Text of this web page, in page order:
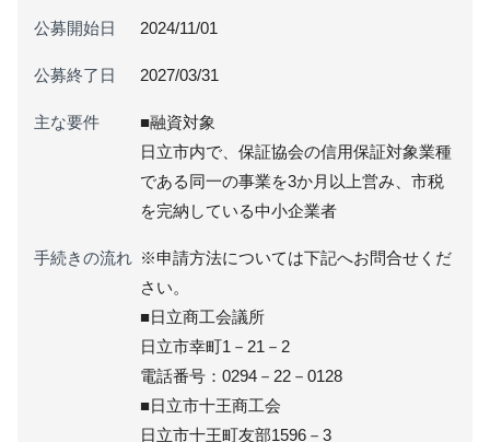
公募開始日 2024/11/01
公募終了日 2027/03/31
主な要件
■融資対象
日立市内で、保証協会の信用保証対象業種
である同一の事業を3か月以上営み、市税
を完納している中小企業者
手続きの流れ ※申請方法については下記へお問合せくだ
さい。
■日立商工会議所
日立市幸町1－21－2
電話番号：0294－22－0128
■日立市十王商工会
日立市十王町友部1596－3